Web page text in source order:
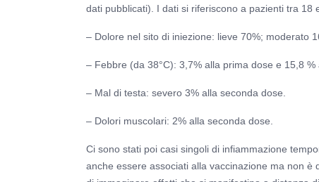
dati pubblicati). I dati si riferiscono a pazienti tra 18
– Dolore nel sito di iniezione: lieve 70%; moderato
– Febbre (da 38°C): 3,7% alla prima dose e 15,8 %
– Mal di testa: severo 3% alla seconda dose.
– Dolori muscolari: 2% alla seconda dose.
Ci sono stati poi casi singoli di infiammazione
anche essere associati alla vaccinazione ma non